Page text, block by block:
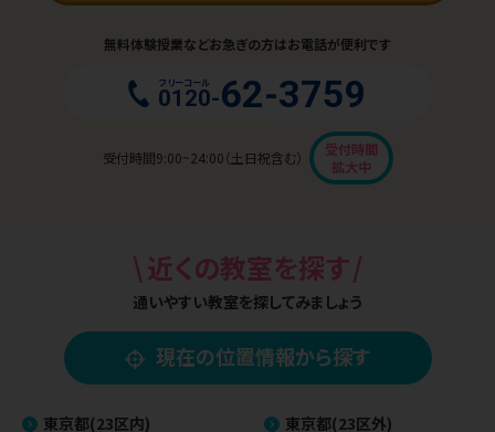
無料体験授業などお急ぎの方はお電話が便利です
フリーコール
0120-62-3759
受付時間9:00~24:00（土日祝含む）
受付時間
拡大中
\ 近くの教室を探す/
通いやすい教室を探してみましょう
現在の位置情報から探す
東京都(23区内)
東京都(23区外)